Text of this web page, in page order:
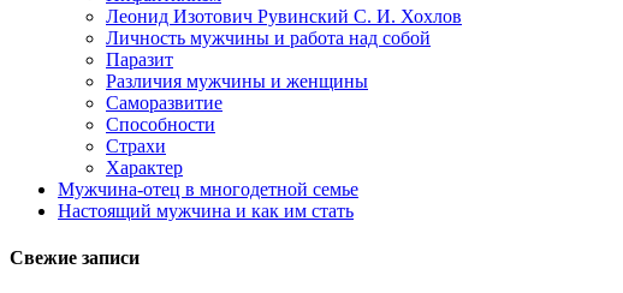
Леонид Изотович Рувинский С. И. Хохлов
Личность мужчины и работа над собой
Паразит
Различия мужчины и женщины
Саморазвитие
Способности
Страхи
Характер
Мужчина-отец в многодетной семье
Настоящий мужчина и как им стать
Свежие записи